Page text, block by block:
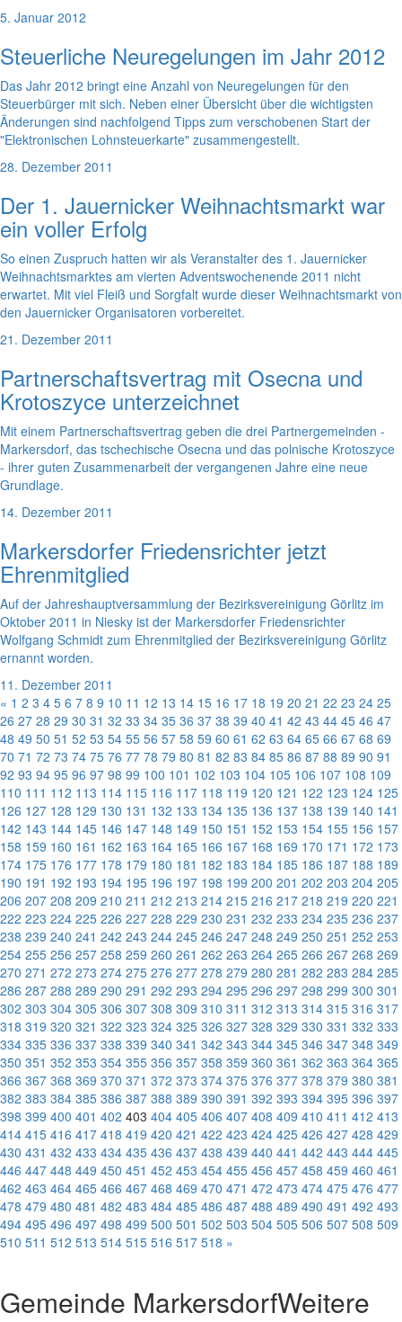
5. Januar 2012
Steuerliche Neuregelungen im Jahr 2012
Das Jahr 2012 bringt eine Anzahl von Neuregelungen für den
Steuerbürger mit sich. Neben einer Übersicht über die wichtigsten
Änderungen sind nachfolgend Tipps zum verschobenen Start der
"Elektronischen Lohnsteuerkarte" zusammengestellt.
28. Dezember 2011
Der 1. Jauernicker Weihnachtsmarkt war
ein voller Erfolg
So einen Zuspruch hatten wir als Veranstalter des 1. Jauernicker
Weihnachtsmarktes am vierten Adventswochenende 2011 nicht
erwartet. Mit viel Fleiß und Sorgfalt wurde dieser Weihnachtsmarkt von
den Jauernicker Organisatoren vorbereitet.
21. Dezember 2011
Partnerschaftsvertrag mit Osecna und
Krotoszyce unterzeichnet
Mit einem Partnerschaftsvertrag geben die drei Partnergemeinden -
Markersdorf, das tschechische Osecna und das polnische Krotoszyce
- ihrer guten Zusammenarbeit der vergangenen Jahre eine neue
Grundlage.
14. Dezember 2011
Markersdorfer Friedensrichter jetzt
Ehrenmitglied
Auf der Jahreshauptversammlung der Bezirksvereinigung Görlitz im
Oktober 2011 in Niesky ist der Markersdorfer Friedensrichter
Wolfgang Schmidt zum Ehrenmitglied der Bezirksvereinigung Görlitz
ernannt worden.
11. Dezember 2011
« 1 2 3 4 5 6 7 8 9 10 11 12 13 14 15 16 17 18 19 20 21 22 23 24 25
26 27 28 29 30 31 32 33 34 35 36 37 38 39 40 41 42 43 44 45 46 47
48 49 50 51 52 53 54 55 56 57 58 59 60 61 62 63 64 65 66 67 68 69
70 71 72 73 74 75 76 77 78 79 80 81 82 83 84 85 86 87 88 89 90 91
92 93 94 95 96 97 98 99 100 101 102 103 104 105 106 107 108 109
110 111 112 113 114 115 116 117 118 119 120 121 122 123 124 125
126 127 128 129 130 131 132 133 134 135 136 137 138 139 140 141
142 143 144 145 146 147 148 149 150 151 152 153 154 155 156 157
158 159 160 161 162 163 164 165 166 167 168 169 170 171 172 173
174 175 176 177 178 179 180 181 182 183 184 185 186 187 188 189
190 191 192 193 194 195 196 197 198 199 200 201 202 203 204 205
206 207 208 209 210 211 212 213 214 215 216 217 218 219 220 221
222 223 224 225 226 227 228 229 230 231 232 233 234 235 236 237
238 239 240 241 242 243 244 245 246 247 248 249 250 251 252 253
254 255 256 257 258 259 260 261 262 263 264 265 266 267 268 269
270 271 272 273 274 275 276 277 278 279 280 281 282 283 284 285
286 287 288 289 290 291 292 293 294 295 296 297 298 299 300 301
302 303 304 305 306 307 308 309 310 311 312 313 314 315 316 317
318 319 320 321 322 323 324 325 326 327 328 329 330 331 332 333
334 335 336 337 338 339 340 341 342 343 344 345 346 347 348 349
350 351 352 353 354 355 356 357 358 359 360 361 362 363 364 365
366 367 368 369 370 371 372 373 374 375 376 377 378 379 380 381
382 383 384 385 386 387 388 389 390 391 392 393 394 395 396 397
398 399 400 401 402 403 404 405 406 407 408 409 410 411 412 413
414 415 416 417 418 419 420 421 422 423 424 425 426 427 428 429
430 431 432 433 434 435 436 437 438 439 440 441 442 443 444 445
446 447 448 449 450 451 452 453 454 455 456 457 458 459 460 461
462 463 464 465 466 467 468 469 470 471 472 473 474 475 476 477
478 479 480 481 482 483 484 485 486 487 488 489 490 491 492 493
494 495 496 497 498 499 500 501 502 503 504 505 506 507 508 509
510 511 512 513 514 515 516 517 518 »
Gemeinde MarkersdorfWeitere